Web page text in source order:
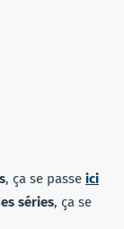
, ça se passe ici
séries, ça se